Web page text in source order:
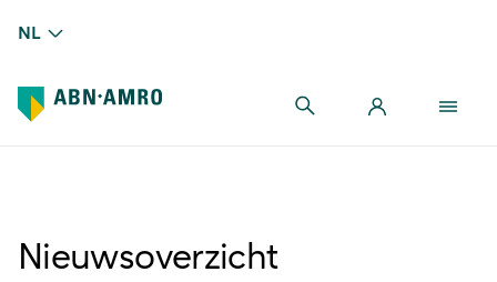
NL
Nieuwsoverzicht